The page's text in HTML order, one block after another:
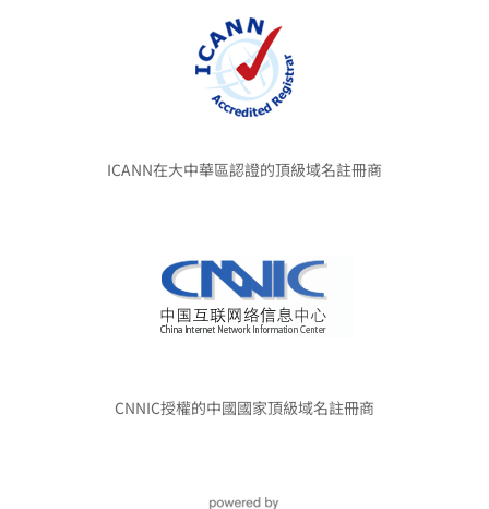
ICANN在大中華區認證的頂級域名註冊商
CNNIC授權的中國國家頂級域名註冊商